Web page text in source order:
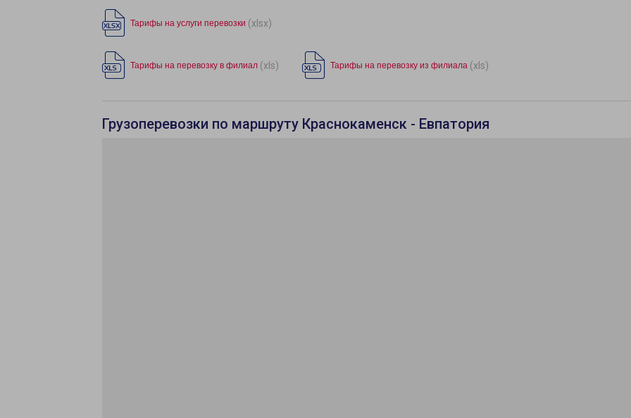
Тарифы на услуги перевозки (xlsx)
Тарифы на перевозку в филиал (xls) Тарифы на перевозку из филиала (xls)
Грузоперевозки по маршруту Краснокаменск - Евпатория